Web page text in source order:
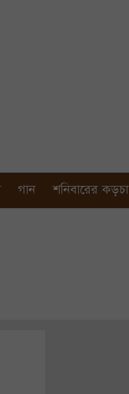
গান শনিবারের কড়চা